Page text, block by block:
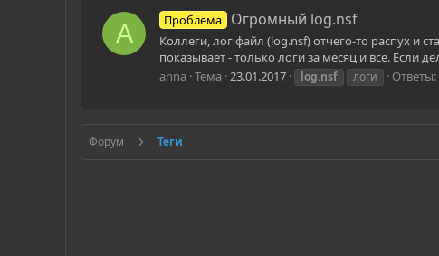
A Проблема Огромный log.nsf
Коллеги, лог файл (log.nsf) отчего-то распух и
показывает - только логи за месяц и все. Если
anna Тема 23.01.2017 log.nsf логи Ответы:
Форум Теги